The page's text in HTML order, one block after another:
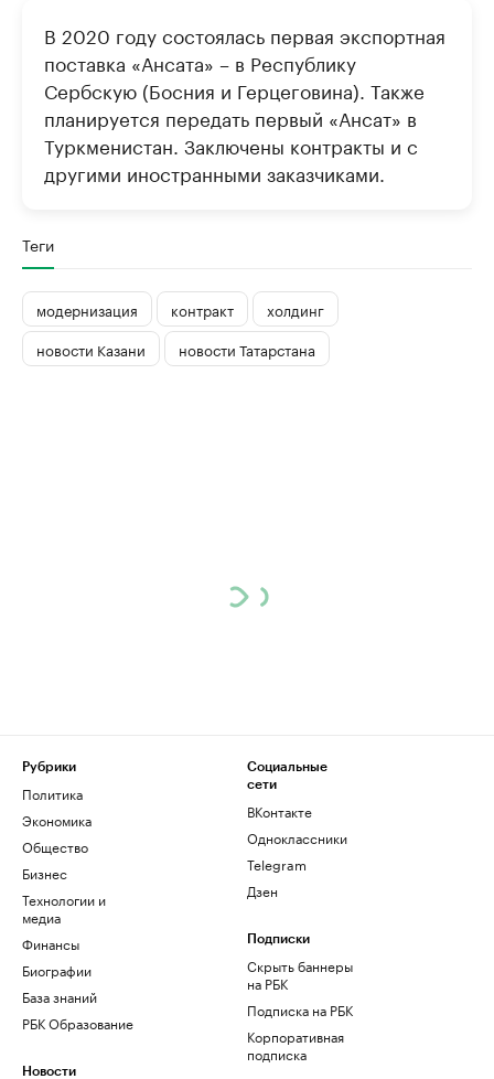
В 2020 году состоялась первая экспортная
поставка «Ансата» – в Республику
Сербскую (Босния и Герцеговина). Также
планируется передать первый «Ансат» в
Туркменистан. Заключены контракты и с
другими иностранными заказчиками.
Теги
модернизация контракт
холдинг
новости Казани
новости Татарстана
Рубрики
Политика
Экономика
Общество
Бизнес
Технологии и
медиа
Финансы
Биографии
База знаний
РБК Образование
Новости
Социальные
сети
ВКонтакте
Одноклассники
Telegram
Дзен
Подписки
Скрыть баннеры
на РБК
Подписка на РБК
Корпоративная
подписка